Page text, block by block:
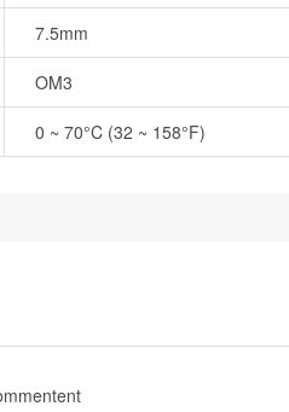
7.5mm
OM3
0 ~ 70°C (32 ~ 158°F)